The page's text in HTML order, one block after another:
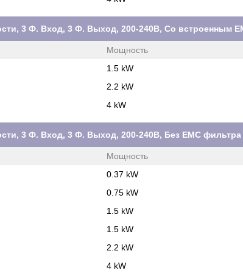
3 Ф. Вход, 3 Ф. Выход, 200-240В, Со встроенным
Мощность
1.5 kW
2.2 kW
4 kW
3 Ф. Вход, 3 Ф. Выход, 200-240В, Без ЕМС фильтра
Мощность
0.37 kW
0.75 kW
1.5 kW
1.5 kW
2.2 kW
4 kW